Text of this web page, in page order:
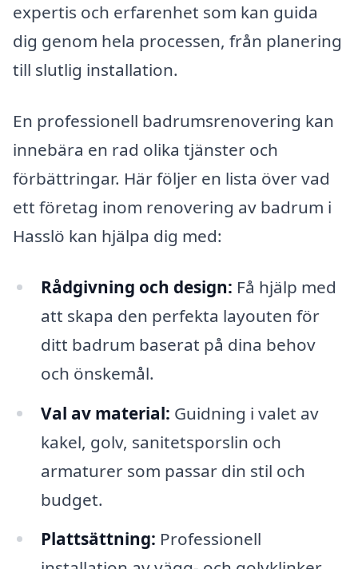
expertis och erfarenhet som kan guida
dig genom hela processen, från planering
till slutlig installation.
En professionell badrumsrenovering kan
innebära en rad olika tjänster och
förbättringar. Här följer en lista över vad
ett företag inom renovering av badrum i
Hasslö kan hjälpa dig med:
Rådgivning och design: Få hjälp med
att skapa den perfekta layouten för
ditt badrum baserat på dina behov
och önskemål.
Val av material: Guidning i valet av
kakel, golv, sanitetsporslin och
armaturer som passar din stil och
budget.
Plattsättning: Professionell